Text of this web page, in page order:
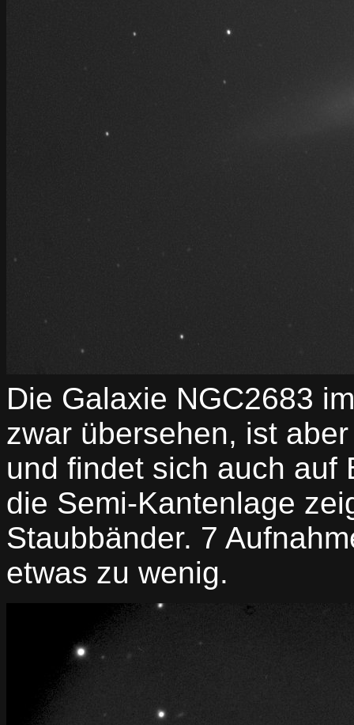
Die Galaxie NGC2683
zwar übersehen, ist
und findet sich auch auf
die Semi-Kantenlage
Staubbänder. 7
etwas zu wenig.